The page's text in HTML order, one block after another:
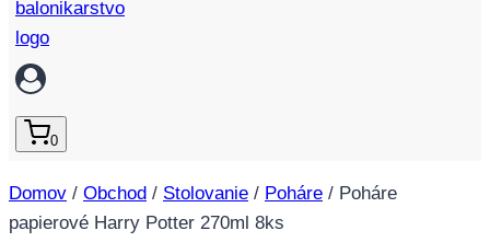
0
Domov / Obchod / Stolovanie / Poháre / Poháre
papierové Harry Potter 270ml 8ks